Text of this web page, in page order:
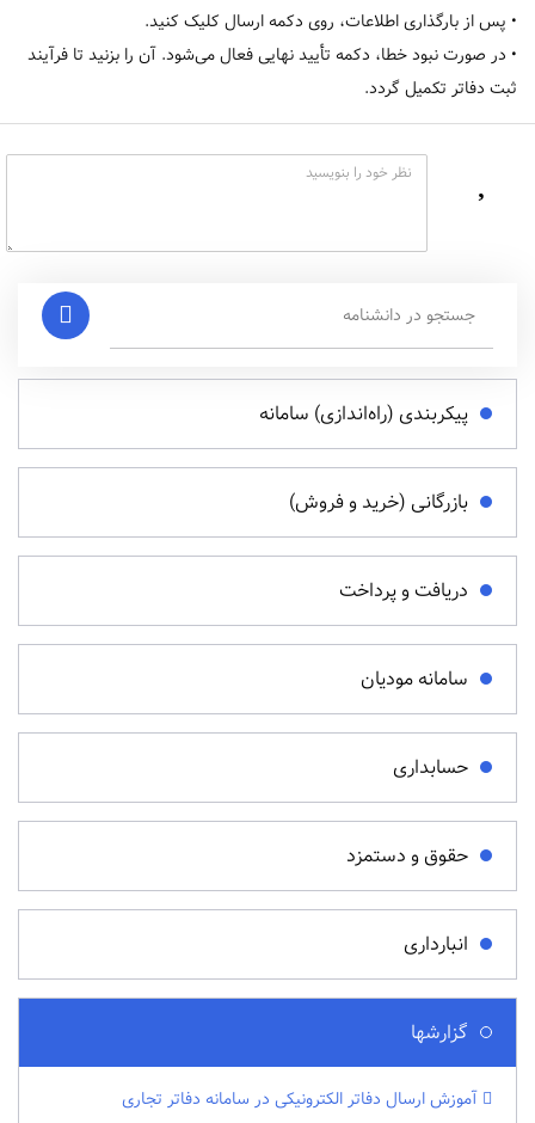
• پس از بارگذاری اطلاعات، روی دکمه ارسال کلیک کنید.
• در صورت نبود خطا، دکمه تأیید نهایی فعال می‌شود. آن را بزنید تا فرآیند
ثبت دفاتر تکمیل گردد.
پیکربندی (راه‌اندازی) سامانه
بازرگانی (خرید و فروش)
دریافت و پرداخت
سامانه مودیان
حسابداری
حقوق و دستمزد
انبارداری
گزارشها
آموزش ارسال دفاتر الکترونیکی در سامانه دفاتر تجاری